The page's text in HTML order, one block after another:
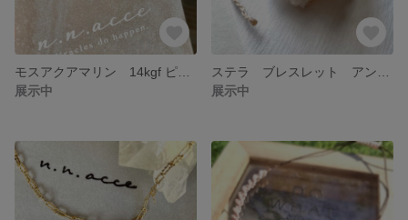
展示中
展示中